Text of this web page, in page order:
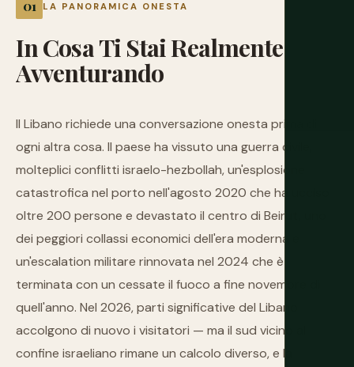
LA PANORAMICA ONESTA
InCosaTi StaiRealmente
Avventurando
Il Libano richiede una conversazione onesta prima di
ogni altra cosa. Il paese ha vissuto una guerra civile,
molteplici conflitti israelo-hezbollah, un'esplosione
catastrofica nel porto nell'agosto 2020 che ha ucciso
oltre 200 persone e devastato il centro di Beirut, uno
dei peggiori collassi economici dell'era moderna e
un'escalation militare rinnovata nel 2024 che è
terminata con un cessate il fuoco a fine novembre di
quell'anno. Nel 2026, parti significative del Libano
accolgono di nuovo i visitatori — ma il sud vicino al
confine israeliano rimane un calcolo diverso, e la